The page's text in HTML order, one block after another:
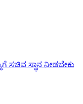
ಸ್ಥಾನ ನೀಡಬೇಕು